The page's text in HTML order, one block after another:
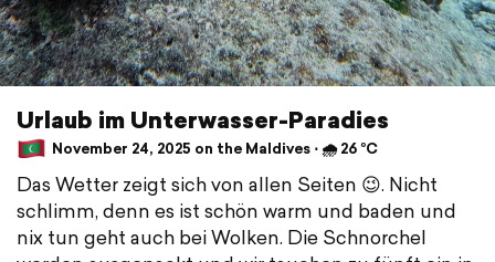
Urlaub im Unterwasser-Paradies
November 24, 2025 on the Maldives ⋅ 🌧 26 °C
Das Wetter zeigt sich von allen Seiten 😉. Nicht
schlimm, denn es ist schön warm und baden und
nix tun geht auch bei Wolken. Die Schnorchel